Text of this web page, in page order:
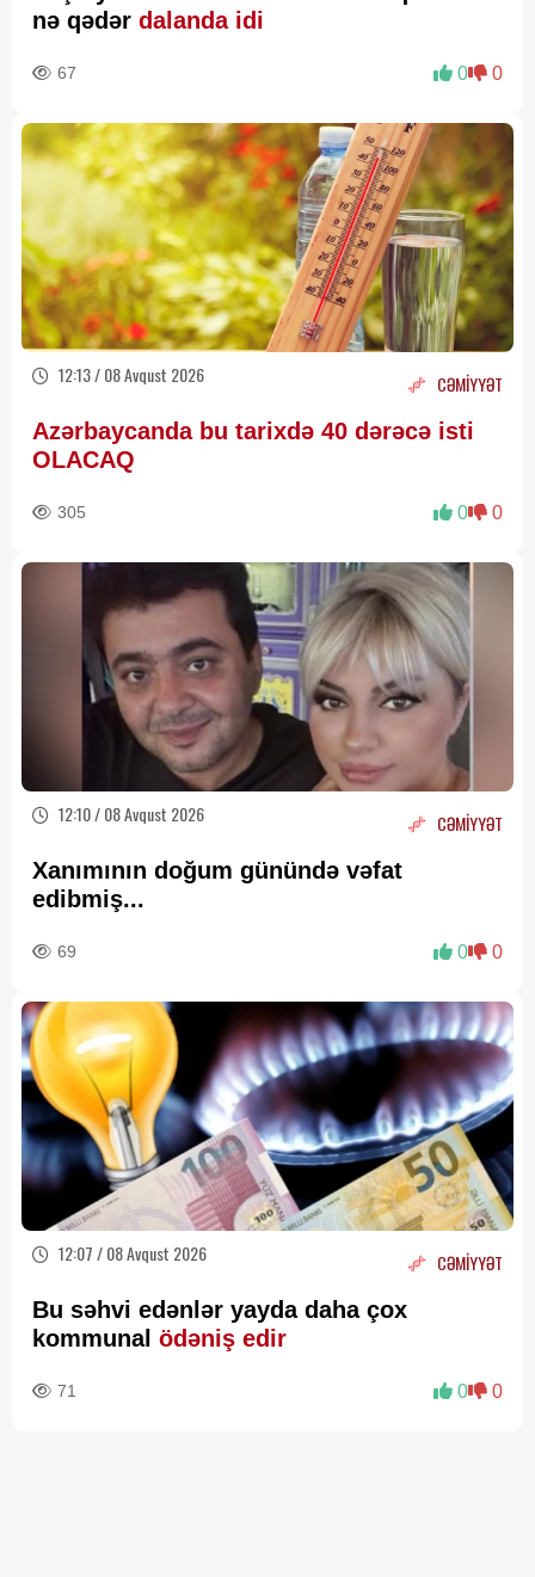
nə qədər dalanda idi
67 0 0
12:13 / 08 Avqust 2026 CƏMİYYƏT
Azərbaycanda bu tarixdə 40 dərəcə isti
OLACAQ
305 0 0
12:10 / 08 Avqust 2026 CƏMİYYƏT
Xanımının doğum günündə vəfat
edibmiş...
69 0 0
12:07 / 08 Avqust 2026 CƏMİYYƏT
Bu səhvi edənlər yayda daha çox
kommunal ödəniş edir
71 0 0